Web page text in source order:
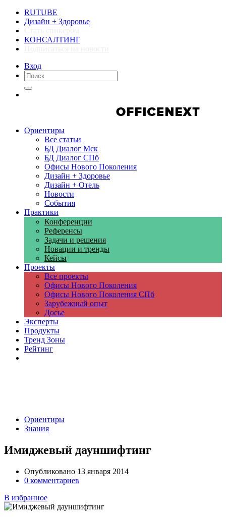
RUTUBE
Дизайн + Здоровье
КОНСАЛТИНГ
Вход
Ориентиры
Все статьи
БД Диалог Мск
БД Диалог СПб
Офисы Нового Поколения
Дизайн + Здоровье
Дизайн + Отель
Новости
События
Практики
Конференции
Референсы
Задачи и решения
Новации и тренды
Кейсы
Проекты
Все проекты
Офисы Нового Поколения
Офисы Нового Поколения СПб
Зарубежный опыт
Досье
Эксперты
Продукты
Тренд Зоны
Рейтинг
Ориентиры
Знания
Имиджевый дауншифтинг
Опубликовано 13 января 2014
0 комментариев
В избранное